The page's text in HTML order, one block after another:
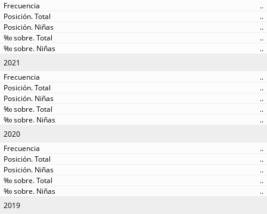
..
..
..
..
..
2021
..
..
..
..
..
2020
..
..
..
..
..
2019